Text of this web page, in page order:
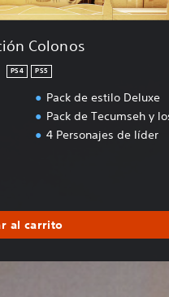
Colonos
PS4 PS5
Pack de estilo Deluxe
Pack de Tecumseh y
4 Personajes de líder
al carrito